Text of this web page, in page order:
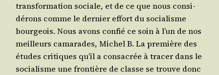
trans­for­ma­tion sociale, et de ce que nous consi­
dé­rons comme le der­nier effort du socia­lisme
bour­geois. Nous avons confié ce soin à l’un de nos
meilleurs cama­rades, Michel B. La pre­mière des
études cri­tiques qu’il a consa­crée à tra­cer dans le
socia­lisme une fron­tière de classe se trouve donc